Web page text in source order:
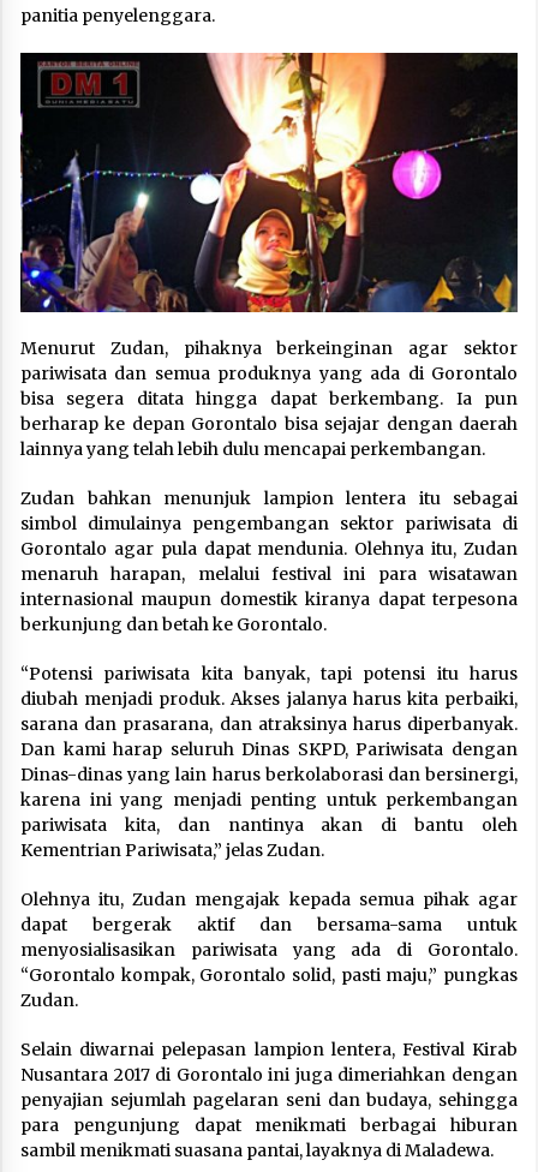
panitia penyelenggara.
Menurut Zudan, pihaknya berkeinginan agar sektor
pariwisata dan semua produknya yang ada di Gorontalo
bisa segera ditata hingga dapat berkembang. Ia pun
berharap ke depan Gorontalo bisa sejajar dengan daerah
lainnya yang telah lebih dulu mencapai perkembangan.
Zudan bahkan menunjuk lampion lentera itu sebagai
simbol dimulainya pengembangan sektor pariwisata di
Gorontalo agar pula dapat mendunia. Olehnya itu, Zudan
menaruh harapan, melalui festival ini para wisatawan
internasional maupun domestik kiranya dapat terpesona
berkunjung dan betah ke Gorontalo.
“Potensi pariwisata kita banyak, tapi potensi itu harus
diubah menjadi produk. Akses jalanya harus kita perbaiki,
sarana dan prasarana, dan atraksinya harus diperbanyak.
Dan kami harap seluruh Dinas SKPD, Pariwisata dengan
Dinas-dinas yang lain harus berkolaborasi dan bersinergi,
karena ini yang menjadi penting untuk perkembangan
pariwisata kita, dan nantinya akan di bantu oleh
Kementrian Pariwisata,” jelas Zudan.
Olehnya itu, Zudan mengajak kepada semua pihak agar
dapat bergerak aktif dan bersama-sama untuk
menyosialisasikan pariwisata yang ada di Gorontalo.
“Gorontalo kompak, Gorontalo solid, pasti maju,” pungkas
Zudan.
Selain diwarnai pelepasan lampion lentera, Festival Kirab
Nusantara 2017 di Gorontalo ini juga dimeriahkan dengan
penyajian sejumlah pagelaran seni dan budaya, sehingga
para pengunjung dapat menikmati berbagai hiburan
sambil menikmati suasana pantai, layaknya di Maladewa.